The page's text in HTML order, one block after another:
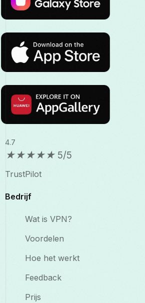
4.7
★★★★★ 5/5
TrustPilot
Bedrijf
Wat is VPN?
Voordelen
Hoe het werkt
Feedback
Prijs